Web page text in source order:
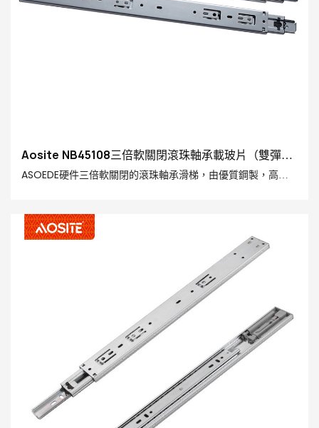
Aosite NB45108三倍軟關閉滾珠軸承載玻片（雙彈簧
設計）
ASOEDE硬件三倍軟關閉的滾珠軸承滑梯，由優質鋼製，高精
供柔和而安靜的閉合體驗，為您帶來舒適而寧靜的家庭生活！
選擇這個滾珠軸承滑梯，享受溫柔而安靜的家庭生活！